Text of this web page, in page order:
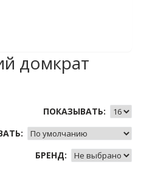
домкрат
ПОКАЗЫВАТЬ:
БРЕНД: